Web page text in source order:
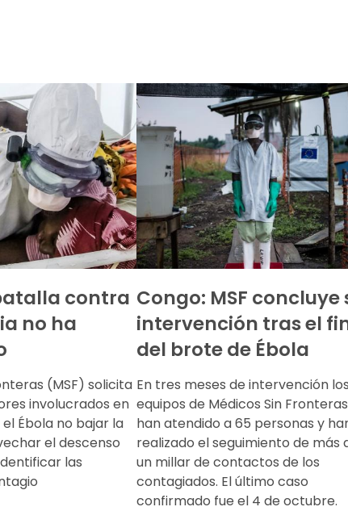
contra
no ha
(MSF) solicita
involucrados en
Ébola no bajar la
el descenso
las
Congo: MSF concluye
intervención tras el
del brote de Ébola
En tres meses de intervención los
equipos de Médicos Sin Fronteras
han atendido a 65 personas y
realizado el seguimiento de más
un millar de contactos de los
contagiados. El último caso
confirmado fue el 4 de octubre.